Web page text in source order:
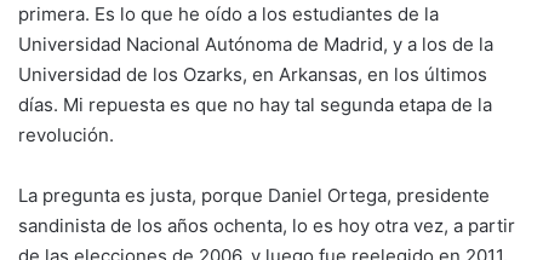
primera. Es lo que he oído a los estudiantes de la
Universidad Nacional Autónoma de Madrid, y a los de la
Universidad de los Ozarks, en Arkansas, en los últimos
días. Mi repuesta es que no hay tal segunda etapa de la
revolución.
La pregunta es justa, porque Daniel Ortega, presidente
sandinista de los años ochenta, lo es hoy otra vez, a partir